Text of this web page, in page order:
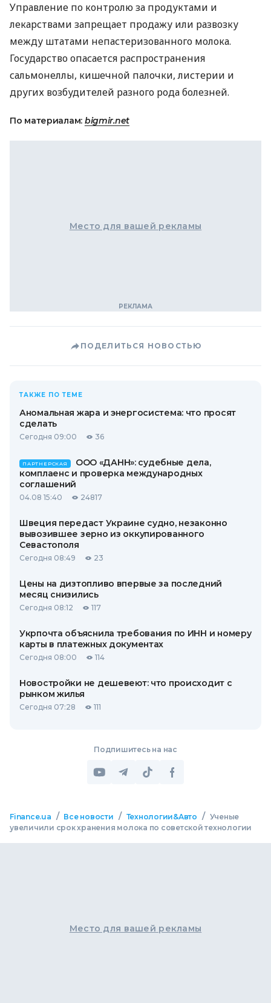
Управление по контролю за продуктами и
лекарствами запрещает продажу или развозку
между штатами непастеризованного молока.
Государство опасается распространения
сальмонеллы, кишечной палочки, листерии и
других возбудителей разного рода болезней.
По материалам: bigmir.net
Место для вашей рекламы
ПОДЕЛИТЬСЯ НОВОСТЬЮ
ТАКЖЕ ПО ТЕМЕ
Аномальная жара и энергосистема: что просят
сделать
Сегодня 09:00 36
ПАРТНЕРСКАЯ
ООО «ДАНН»: судебные дела,
комплаенс и проверка международных
соглашений
04.08 15:40 24817
Швеция передаст Украине судно, незаконно
вывозившее зерно из оккупированного
Севастополя
Сегодня 08:49 23
Цены на дизтопливо впервые за последний
месяц снизились
Сегодня 08:12 117
Укрпочта объяснила требования по ИНН и номеру
карты в платежных документах
Сегодня 08:00 114
Новостройки не дешевеют: что происходит с
рынком жилья
Сегодня 07:28 111
Подпишитесь на нас
Finance.ua / Все новости / Технологии&Авто / Ученые
увеличили срок хранения молока по советской технологии
Место для вашей рекламы